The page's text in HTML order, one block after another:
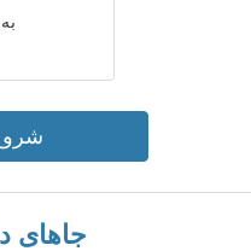
جاهای